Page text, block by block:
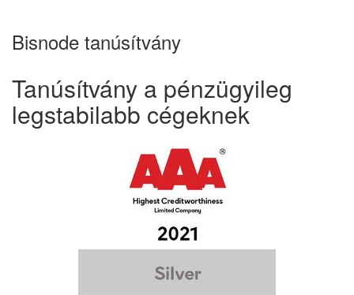
Bisnode tanúsítvány
Tanúsítvány a pénzügyileg
legstabilabb cégeknek